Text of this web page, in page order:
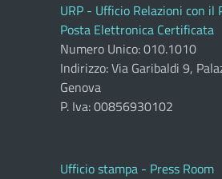
URP - Ufficio Relazioni con il
Posta Elettronica Certificata
Numero Unico: 010.1010
Indirizzo: Via Garibaldi 9,
Genova
P. Iva: 00856930102
Ufficio stampa - Press Room